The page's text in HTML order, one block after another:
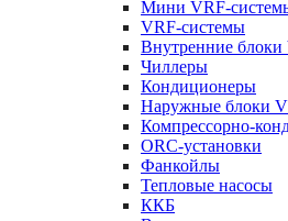
Мини VRF-
VRF-системы
Внутренние блоки
Чиллеры
Кондиционеры
Наружные блоки
Компрессорно-
ORC-установки
Фанкойлы
Тепловые насосы
ККБ